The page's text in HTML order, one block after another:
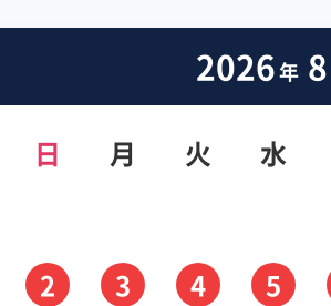
2026年 8
日 月 火 水
2
3 4 5